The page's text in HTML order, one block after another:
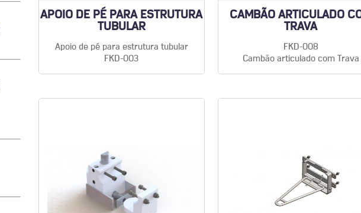
APOIO DE PÉ PARA ESTRUTURA
TUBULAR
Apoio de pé para estrutura tubular
FKD-003
CAMBÃO ARTICULADO
TRAVA
FKD-008
Cambão articulado com Trava